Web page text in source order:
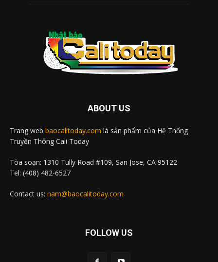
ABOUT US
Trang web baocalitoday.com là sản phẩm của Hệ Thống
Truyền Thông Cali Today
Tòa soạn: 1310 Tully Road #109, San Jose, CA 95122
Tel: (408) 482-6527
Contact us: nam@baocalitoday.com
FOLLOW US